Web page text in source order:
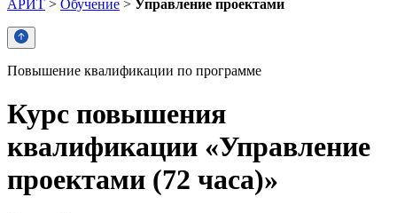
АРИТ > Обучение > Управление проектами
Повышение квалификации по программе
Курс повышения
квалификации «Управление
проектами (72 часа)»